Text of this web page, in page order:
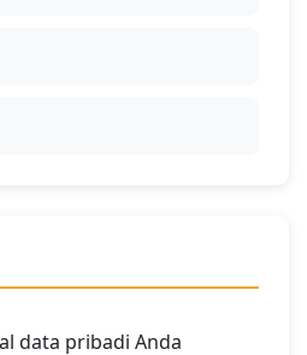
data pribadi Anda